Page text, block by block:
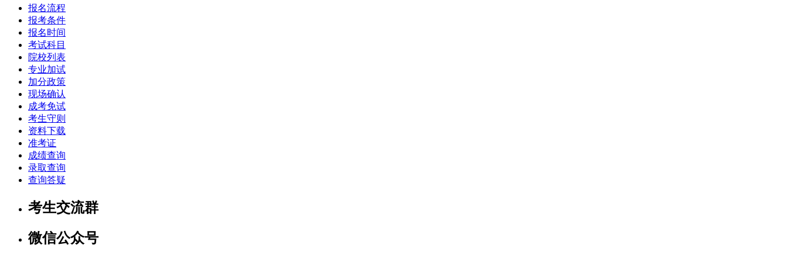
报名流程
报考条件
报名时间
考试科目
院校列表
专业加试
加分政策
现场确认
成考免试
考生守则
资料下载
准考证
成绩查询
录取查询
查询答疑
考生交流群
微信公众号